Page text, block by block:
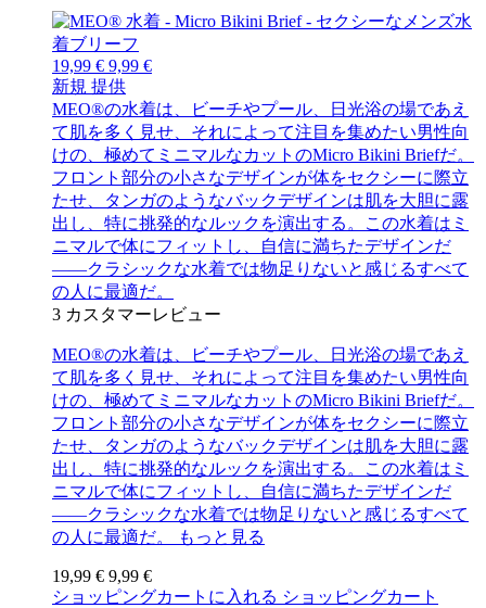
19,99 € 9,99 €
新規 提供
MEO®の水着は、ビーチやプール、日光浴の場であえ
て肌を多く見せ、それによって注目を集めたい男性向
けの、極めてミニマルなカットのMicro Bikini Briefだ。
フロント部分の小さなデザインが体をセクシーに際立
たせ、タンガのようなバックデザインは肌を大胆に露
出し、特に挑発的なルックを演出する。この水着はミ
ニマルで体にフィットし、自信に満ちたデザインだ
――クラシックな水着では物足りないと感じるすべて
の人に最適だ。
3 カスタマーレビュー
MEO®の水着は、ビーチやプール、日光浴の場であえ
て肌を多く見せ、それによって注目を集めたい男性向
けの、極めてミニマルなカットのMicro Bikini Briefだ。
フロント部分の小さなデザインが体をセクシーに際立
たせ、タンガのようなバックデザインは肌を大胆に露
出し、特に挑発的なルックを演出する。この水着はミ
ニマルで体にフィットし、自信に満ちたデザインだ
――クラシックな水着では物足りないと感じるすべて
の人に最適だ。
もっと見る
19,99 € 9,99 €
ショッピングカートに入れる ショッピングカート